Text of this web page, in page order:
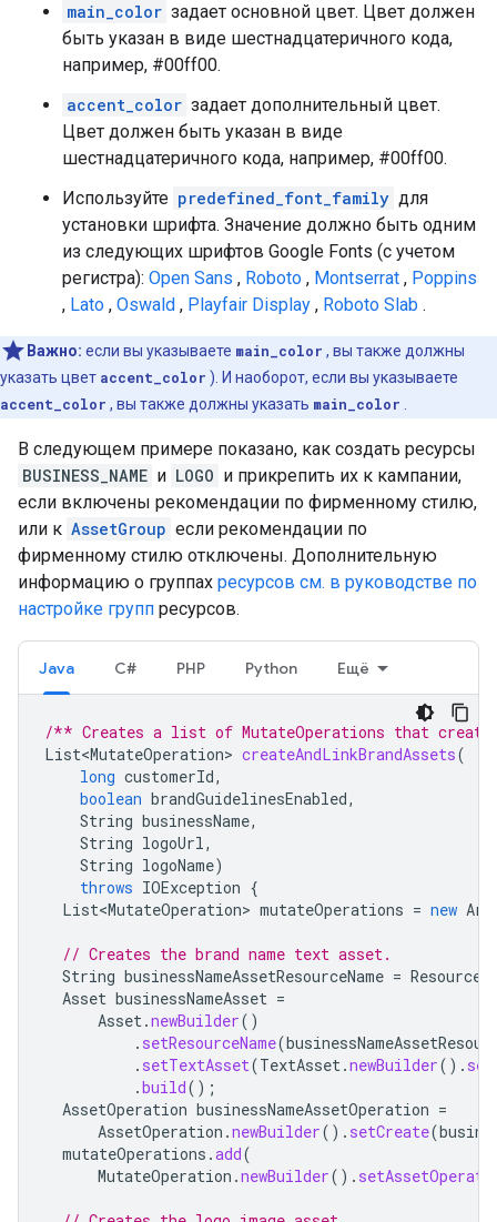
main_color задает основной цвет. Цвет должен
быть указан в виде шестнадцатеричного кода,
например, #00ff00.
accent_color задает дополнительный цвет.
Цвет должен быть указан в виде
шестнадцатеричного кода, например, #00ff00.
Используйте predefined_font_family для
установки шрифта. Значение должно быть одним
из следующих шрифтов Google Fonts (с учетом
регистра): Open Sans , Roboto , Montserrat , Poppins
, Lato , Oswald , Playfair Display , Roboto Slab .
Важно: если вы указываете main_color , вы также должны
указать цвет accent_color ). И наоборот, если вы указываете
accent_color , вы также должны указать main_color
В следующем примере показано, как создать ресурсы
BUSINESS_NAME и LOGO и прикрепить их к кампании,
если включены рекомендации по фирменному стилю,
или к AssetGroup если рекомендации по
фирменному стилю отключены. Дополнительную
информацию о группах ресурсов см. в руководстве по
настройке групп ресурсов.
Java C# PHP Python Ещё
/** Creates a list of MutateOperations that
List<MutateOperation> createAndLinkBrandAssets(
long customerId,
boolean brandGuidelinesEnabled,
String businessName,
String logoUrl,
String logoName)
throws IOException {
List<MutateOperation> mutateOperations = new
// Creates the brand name text asset.
String businessNameAssetResourceName =
Asset businessNameAsset =
Asset.newBuilder()
. setResourceName(
. setTextAsset(TextAsset.newBuilder().
.build();
AssetOperation businessNameAssetOperation =
AssetOperation .newBuilder(). setCreate(
mutateOperations .add(
MutateOperation .newBuilder().